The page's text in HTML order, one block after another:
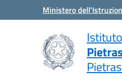
Vai ai contenuti
Vai al menu di navigazione
Ministero